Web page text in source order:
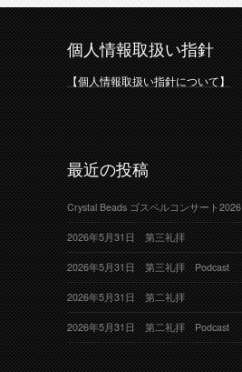
個人情報取扱い指針
【個人情報取扱い指針について】
最近の投稿
Crystal Beads ゴスペルコンサート2026
2026年5月31日 第三礼拝
2026年5月31日 第三礼拝 Podcast
2026年5月31日 第二礼拝
2026年5月31日 第二礼拝 Podcast